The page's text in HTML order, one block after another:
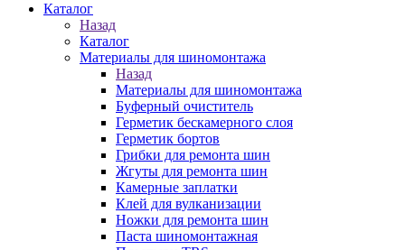
Каталог
Назад
Каталог
Материалы для шиномонтажа
Назад
Материалы для шиномонтажа
Буферный очиститель
Герметик бескамерного слоя
Герметик бортов
Грибки для ремонта шин
Жгуты для ремонта шин
Камерные заплатки
Клей для вулканизации
Ножки для ремонта шин
Паста шиномонтажная